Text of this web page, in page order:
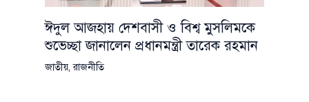
ঈদুল আজহায় দেশবাসী ও বিশ্ব মুসলিমকে
শুভেচ্ছা জানালেন প্রধানমন্ত্রী তারেক রহমান
জাতীয়,রাজনীতি